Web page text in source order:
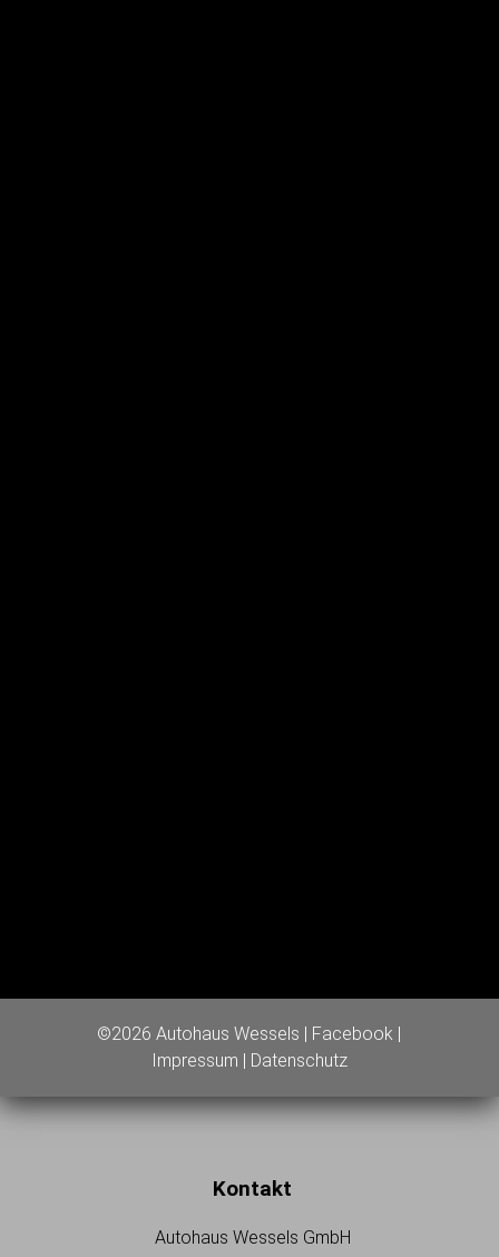
©2026 Autohaus Wessels | Facebook |
Impressum | Datenschutz
Kontakt
Autohaus Wessels GmbH